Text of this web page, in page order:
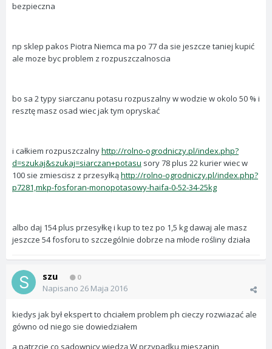
bezpieczna
np sklep pakos Piotra Niemca ma po 77 da sie jeszcze taniej kupić
ale moze byc problem z rozpuszczalnoscia
bo sa 2 typy siarczanu potasu rozpuszalny w wodzie w okolo 50 % i
resztę masz osad wiec jak tym opryskać
i całkiem rozpuszczalnyhttp://rolno-ogrodniczy.pl/index.php?
d=szukaj&szukaj=siarczan+potasu sory 78 plus 22 kurier wiec w
100 sie zmiescisz z przesyłkąhttp://rolno-ogrodniczy.pl/index.php?
p7281,mkp-fosforan-monopotasowy-haifa-0-52-34-25kg
albo daj 154 plus przesyłkę i kup to tez po 1,5 kg dawaj ale masz
jeszcze 54 fosforu to szczególnie dobrze na młode rośliny działa
szu 0
Napisano 26 Maja 2016
kiedys jak był ekspert to chciałem problem ph cieczy rozwiazać ale
gówno od niego sie dowiedziałem
a patrzcie co sadownicy wiedzą W przypadku mieszanin